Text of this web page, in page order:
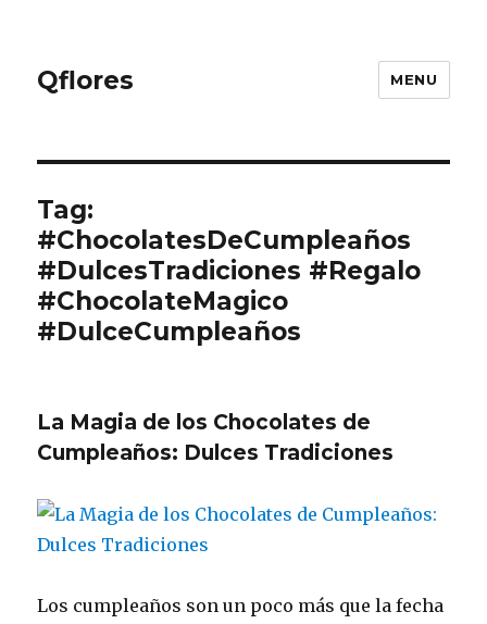
Qflores MENU
Tag:
#ChocolatesDeCumpleaños
#DulcesTradiciones #Regalo
#ChocolateMagico
#DulceCumpleaños
La Magia de los Chocolates de
Cumpleaños: Dulces Tradiciones
Los cumpleaños son un poco más que la fecha